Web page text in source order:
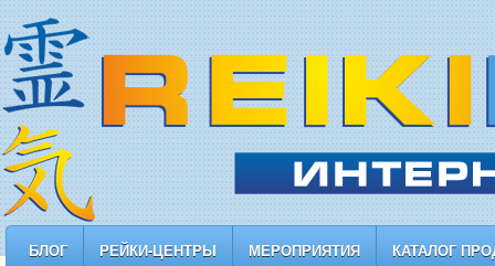
БЛОГ РЕЙКИ-ЦЕНТРЫ МЕРОПРИЯТИЯ КАТАЛОГ